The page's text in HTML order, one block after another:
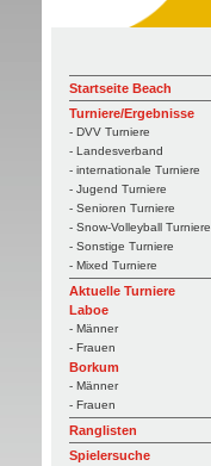
Startseite Beach
Turniere/Ergebnisse
- DVV Turniere
- Landesverband
- internationale Turniere
- Jugend Turniere
- Senioren Turniere
- Snow-Volleyball Turniere
- Sonstige Turniere
- Mixed Turniere
Aktuelle Turniere
Laboe
- Männer
- Frauen
Borkum
- Männer
- Frauen
Ranglisten
Spielersuche